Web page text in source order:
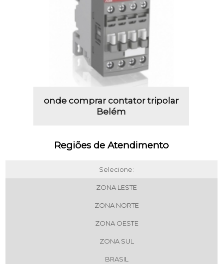
onde comprar contator tripolar
Belém
Regiões de Atendimento
Selecione:
ZONA LESTE
ZONA NORTE
ZONA OESTE
ZONA SUL
BRASIL